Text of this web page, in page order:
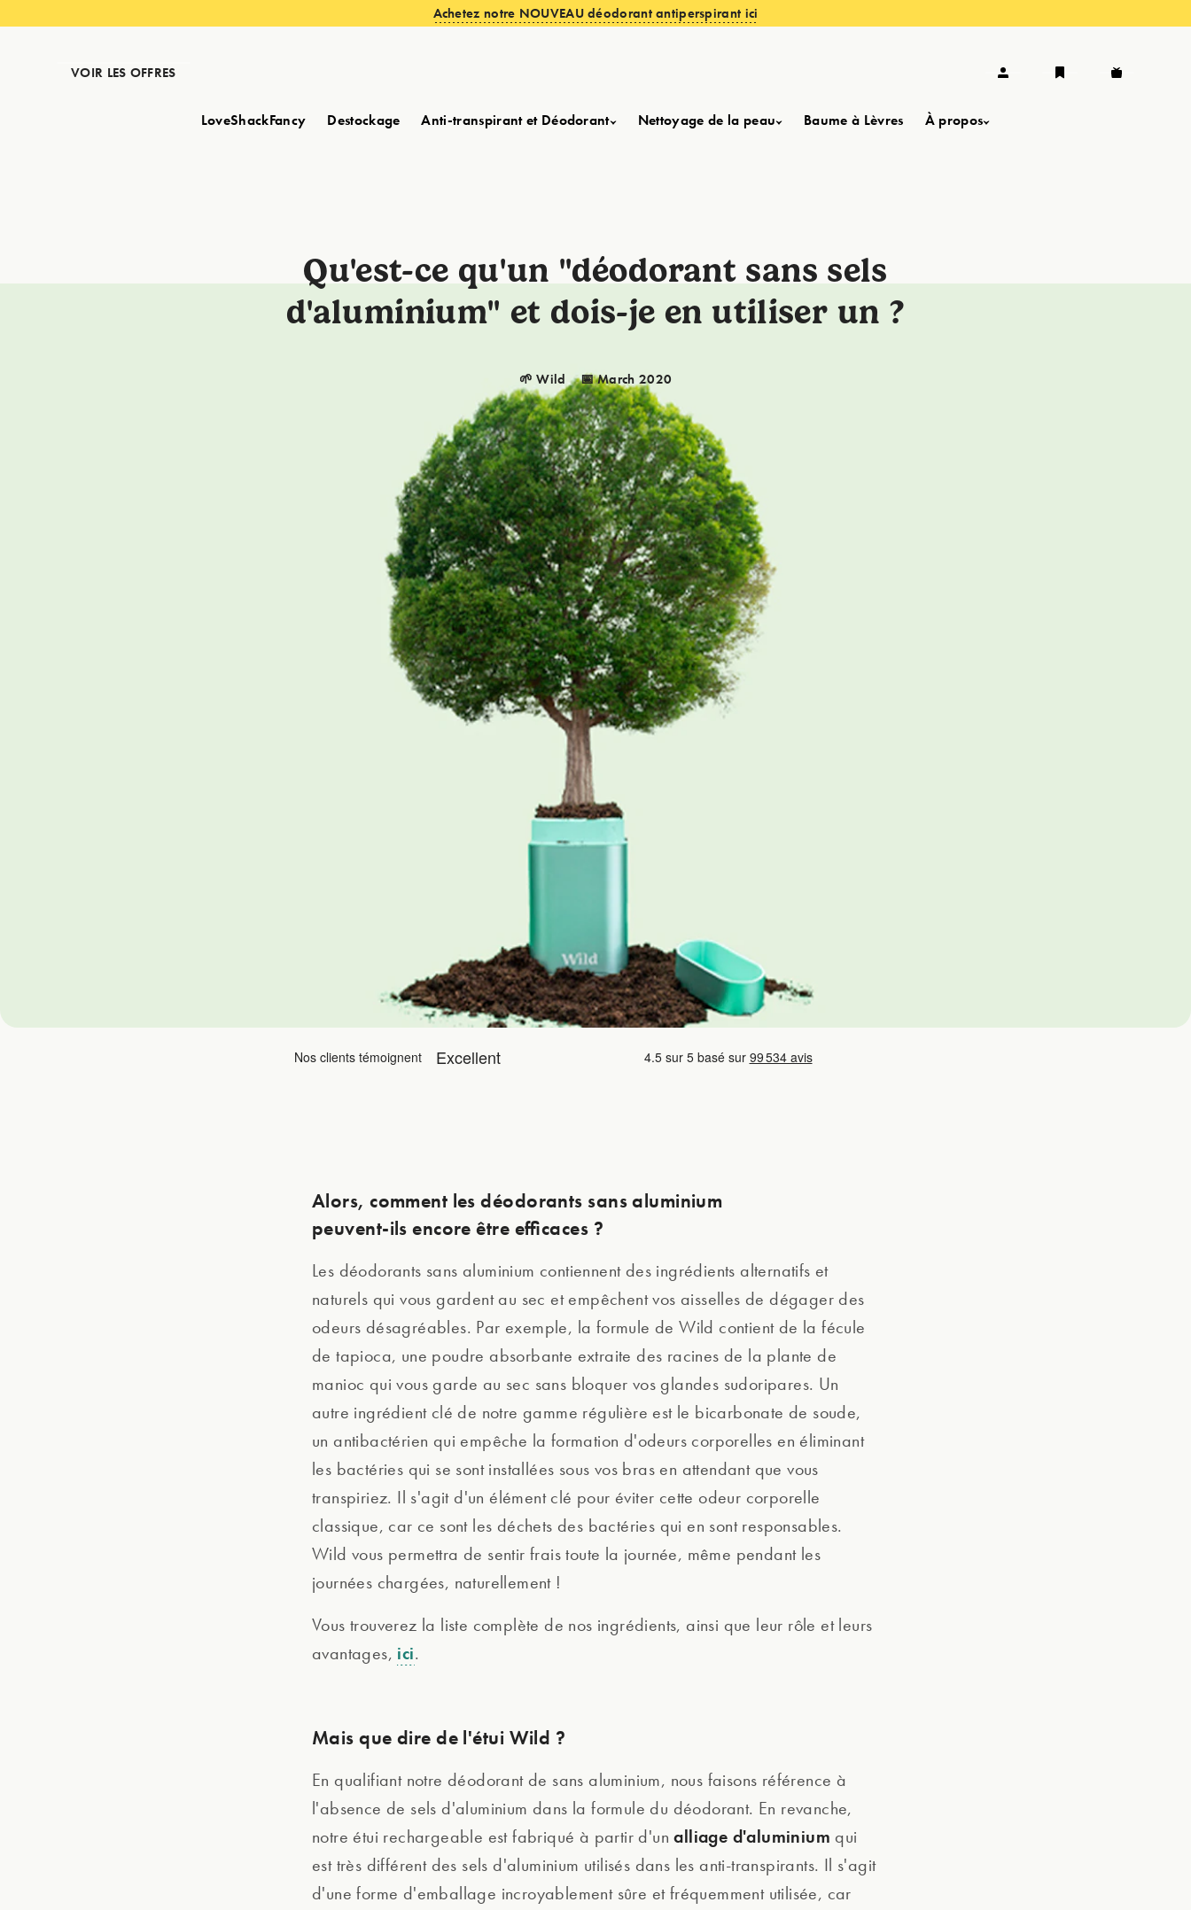
Achetez notre NOUVEAU déodorant antiperspirant ici
VOIR LES OFFRES
LoveShackFancy Destockage Anti-transpirant et Déodorant Nettoyage de la peau Baume à Lèvres À propos
Qu'est-ce qu'un "déodorant sans sels
d'aluminium" et dois-je en utiliser un ?
🌱 Wild 📅 March 2020
Alors, comment les déodorants sans aluminium
peuvent-ils encore être efficaces ?
Les déodorants sans aluminium contiennent des ingrédients alternatifs et
naturels qui vous gardent au sec et empêchent vos aisselles de dégager des
odeurs désagréables. Par exemple, la formule de Wild contient de la fécule
de tapioca, une poudre absorbante extraite des racines de la plante de
manioc qui vous garde au sec sans bloquer vos glandes sudoripares. Un
autre ingrédient clé de notre gamme régulière est le bicarbonate de soude,
un antibactérien qui empêche la formation d'odeurs corporelles en éliminant
les bactéries qui se sont installées sous vos bras en attendant que vous
transpiriez. Il s'agit d'un élément clé pour éviter cette odeur corporelle
classique, car ce sont les déchets des bactéries qui en sont responsables.
Wild vous permettra de sentir frais toute la journée, même pendant les
journées chargées, naturellement !
Vous trouverez la liste complète de nos ingrédients, ainsi que leur rôle et leurs
avantages, ici.
Mais que dire de l'étui Wild ?
En qualifiant notre déodorant de sans aluminium, nous faisons référence à
l'absence de sels d'aluminium dans la formule du déodorant. En revanche,
notre étui rechargeable est fabriqué à partir d'unalliage d'aluminium qui
est très différent des sels d'aluminium utilisés dans les anti-transpirants. Il s'agit
d'une forme d'emballage incroyablement sûre et fréquemment utilisée, car